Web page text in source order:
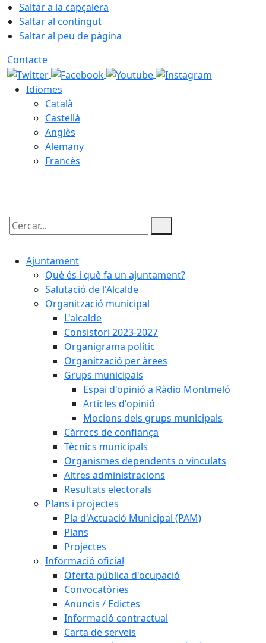
Saltar a la capçalera
Saltar al contingut
Saltar al peu de pàgina
Contacte
Idiomes
Català
Castellà
Anglès
Alemany
Francès
Cercar:
Ajuntament
Què és i què fa un ajuntament?
Salutació de l'Alcalde
Organització municipal
L'alcalde
Consistori 2023-2027
Organigrama polític
Organització per àrees
Grups municipals
Espai d'opinió a Ràdio Montmeló
Articles d'opinió
Mocions dels grups municipals
Càrrecs de confiança
Tècnics municipals
Organismes dependents o vinculats
Altres administracions
Resultats electorals
Plans i projectes
Pla d'Actuació Municipal (PAM)
Plans
Projectes
Informació oficial
Oferta pública d'ocupació
Convocatòries
Anuncis / Edictes
Informació contractual
Carta de serveis